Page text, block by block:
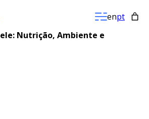
enpt
Nutrição, Ambiente e